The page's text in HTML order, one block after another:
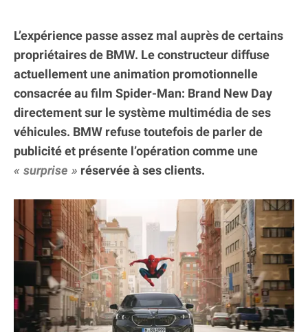
L’expérience passe assez mal auprès de certains
propriétaires de BMW. Le constructeur diffuse
actuellement une animation promotionnelle
consacrée au film Spider-Man: Brand New Day
directement sur le système multimédia de ses
véhicules. BMW refuse toutefois de parler de
publicité et présente l’opération comme une
surprise
réservée à ses clients.